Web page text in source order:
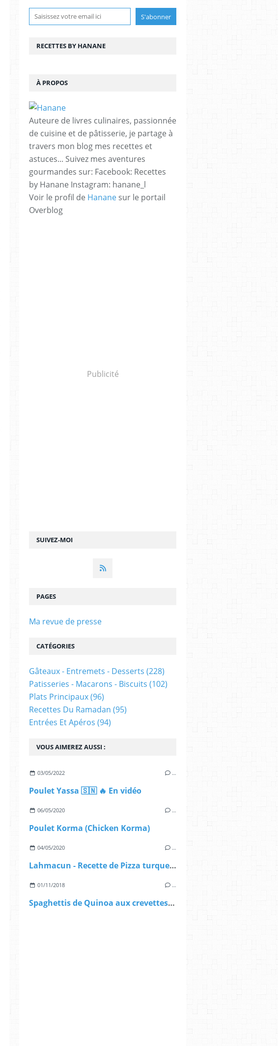
SUIVEZ-MOI
RECETTES BY HANANE
À PROPOS
Auteure de livres culinaires, passionnée
de cuisine et de pâtisserie, je partage à
travers mon blog mes recettes et
astuces... Suivez mes aventures
gourmandes sur: Facebook: Recettes
by Hanane Instagram: hanane_l
Voir le profil de Hanane sur le portail
Overblog
Publicité
VOUS AIMEREZ AUSSI :
03/05/2022 …
Poulet Yassa 🇸🇳 🔥 En vidéo
06/05/2020 …
Poulet Korma (Chicken Korma)
04/05/2020 …
Lahmacun - Recette de Pizza turque à la poêle
01/11/2018 …
Spaghettis de Quinoa aux crevettes et à la chermoula
PAGES
Ma revue de presse
CATÉGORIES
Gâteaux - Entremets - Desserts (228)
Patisseries - Macarons - Biscuits (102)
Plats Principaux(96)
Recettes Du Ramadan (95)
Entrées Et Apéros (94)